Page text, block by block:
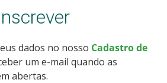
Seletivos
dados no nosso Cadastro de
um e-mail quando as
abertas.